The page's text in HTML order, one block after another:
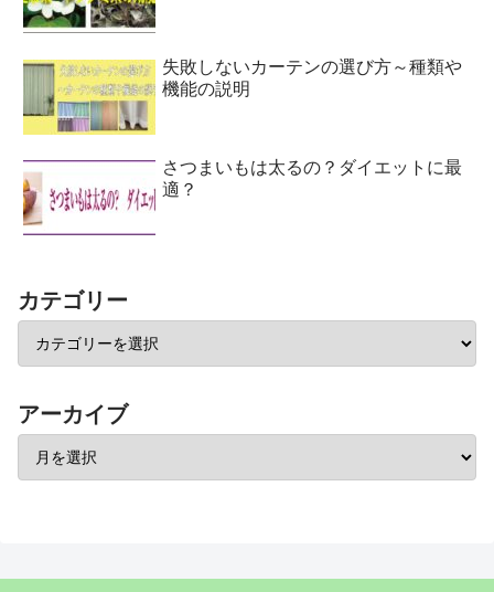
失敗しないカーテンの選び方～種類や
機能の説明
さつまいもは太るの？ダイエットに最
適？
カテゴリー
アーカイブ